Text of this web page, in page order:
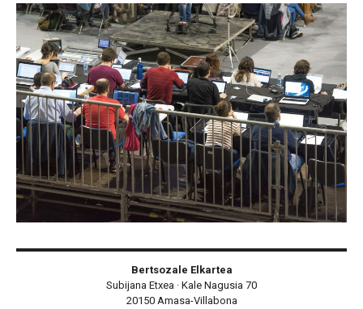
Bertsozale Elkartea
Subijana Etxea · Kale Nagusia 70
20150 Amasa-Villabona